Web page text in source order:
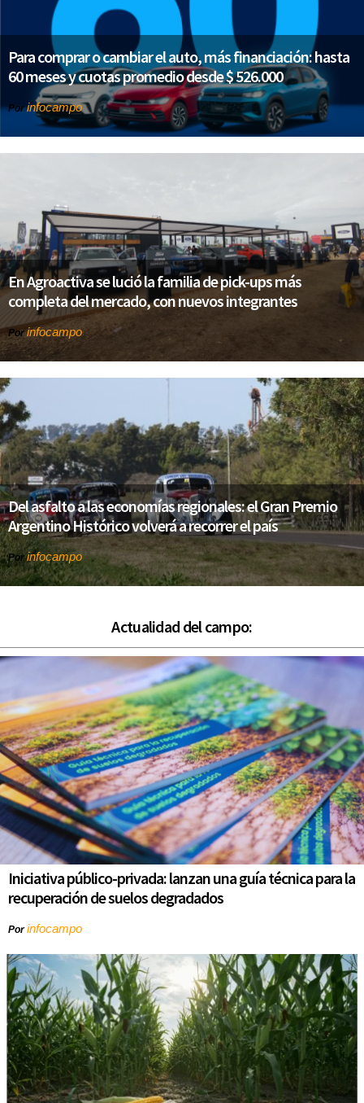
Para comprar o cambiar el auto, más financiación: hasta
60 meses y cuotas promedio desde $ 526.000
Porinfocampo
En Agroactiva se lució la familia de pick-ups más
completa del mercado, con nuevos integrantes
Porinfocampo
Del asfalto a las economías regionales: el Gran Premio
Argentino Histórico volverá a recorrer el país
Porinfocampo
Actualidad del campo:
Iniciativa público-privada: lanzan una guía técnica para la
recuperación de suelos degradados
Porinfocampo